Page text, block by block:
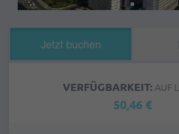
Jetzt buchen
VERFÜGBARKEIT:AUF
50,46 €